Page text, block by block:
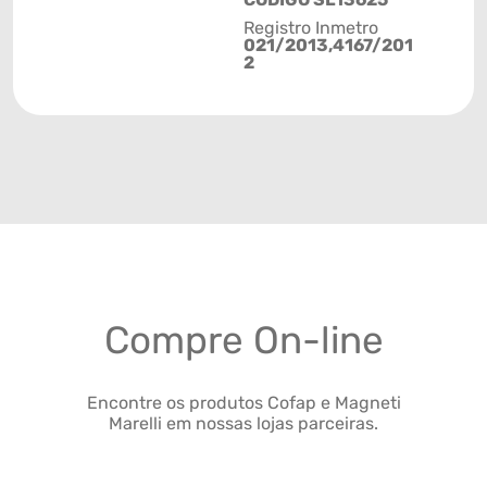
Registro Inmetro
021/2013,4167/201
2
Compre On-line
Encontre os produtos Cofap e Magneti
Marelli em nossas lojas parceiras.